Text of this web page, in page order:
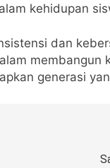
kehidupan
dan
membangun
generasi